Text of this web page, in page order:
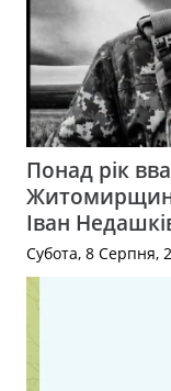
Понад рік
Іван
Субота, 8 Серпня,